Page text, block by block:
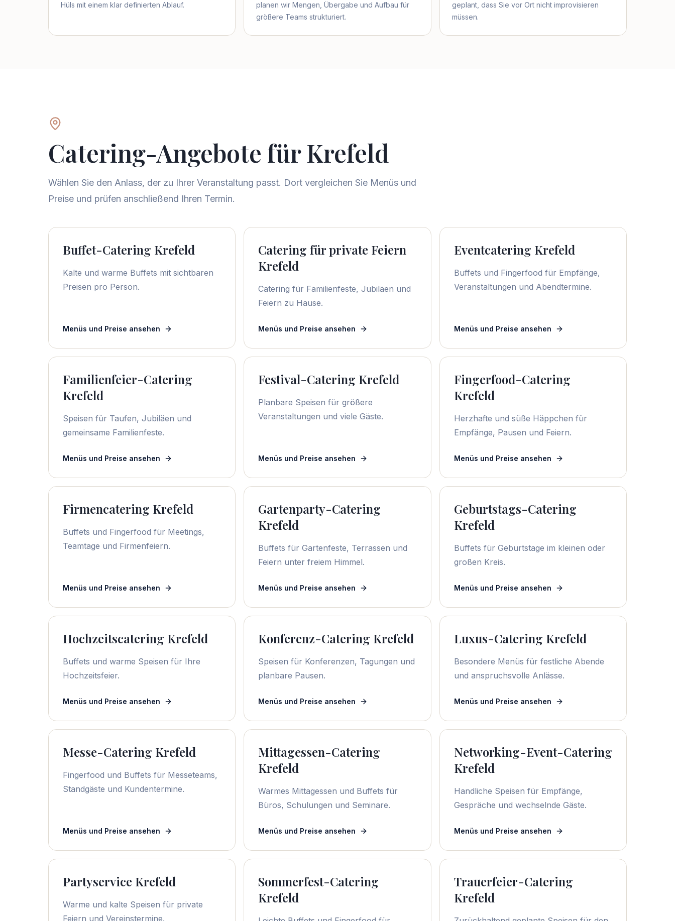
Hüls mit einem klar definierten Ablauf.
planen wir Mengen, Übergabe und Aufbau für
größere Teams strukturiert.
geplant, dass Sie vor Ort nicht improvisieren
müssen.
Catering-Angebote fürKrefeld
Wählen Sie den Anlass, der zu Ihrer Veranstaltung passt. Dort vergleichen Sie Menüs und
Preise und prüfen anschließend Ihren Termin.
Buffet-Catering Krefeld
Kalte und warme Buffets mit sichtbaren
Preisen pro Person.
Menüs und Preise ansehen
Catering für private Feiern
Krefeld
Catering für Familienfeste, Jubiläen und
Feiern zu Hause.
Menüs und Preise ansehen
Eventcatering Krefeld
Buffets und Fingerfood für Empfänge,
Veranstaltungen und Abendtermine.
Menüs und Preise ansehen
Familienfeier-Catering
Krefeld
Speisen für Taufen, Jubiläen und
gemeinsame Familienfeste.
Menüs und Preise ansehen
Festival-Catering Krefeld
Planbare Speisen für größere
Veranstaltungen und viele Gäste.
Menüs und Preise ansehen
Fingerfood-Catering
Krefeld
Herzhafte und süße Häppchen für
Empfänge, Pausen und Feiern.
Menüs und Preise ansehen
Firmencatering Krefeld
Buffets und Fingerfood für Meetings,
Teamtage und Firmenfeiern.
Menüs und Preise ansehen
Gartenparty-Catering
Krefeld
Buffets für Gartenfeste, Terrassen und
Feiern unter freiem Himmel.
Menüs und Preise ansehen
Geburtstags-Catering
Krefeld
Buffets für Geburtstage im kleinen oder
großen Kreis.
Menüs und Preise ansehen
Hochzeitscatering Krefeld
Buffets und warme Speisen für Ihre
Hochzeitsfeier.
Menüs und Preise ansehen
Konferenz-Catering Krefeld
Speisen für Konferenzen, Tagungen und
planbare Pausen.
Menüs und Preise ansehen
Luxus-Catering Krefeld
Besondere Menüs für festliche Abende
und anspruchsvolle Anlässe.
Menüs und Preise ansehen
Messe-Catering Krefeld
Fingerfood und Buffets für Messeteams,
Standgäste und Kundentermine.
Menüs und Preise ansehen
Mittagessen-Catering
Krefeld
Warmes Mittagessen und Buffets für
Büros, Schulungen und Seminare.
Menüs und Preise ansehen
Networking-Event-Catering
Krefeld
Handliche Speisen für Empfänge,
Gespräche und wechselnde Gäste.
Menüs und Preise ansehen
Partyservice Krefeld
Warme und kalte Speisen für private
Feiern und Vereinstermine.
Sommerfest-Catering
Krefeld
Trauerfeier-Catering
Krefeld